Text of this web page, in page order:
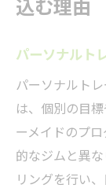
込む理由
パーソナルト
パーソナルト
は、個別の目
ーメイドのプ
的なジムと異
リングを行い